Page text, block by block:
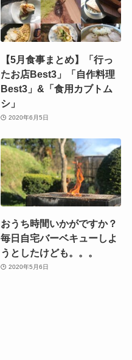
【5月食事まとめ】「行っ
たお店Best3」「自作料理
Best3」&「食用カブトム
シ」
2020年6月5日
おうち時間いかがですか？
毎日自宅バーベキューしよ
うとしたけども。。。
2020年5月6日